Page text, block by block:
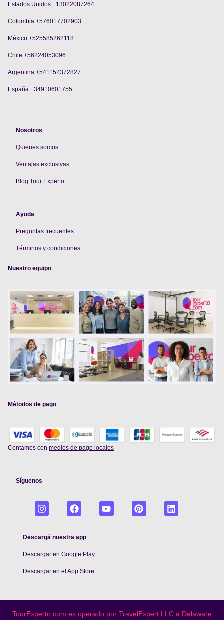
Estados Unidos +13022087264
Colombia +576017702903
México +525585262118
Chile +56224053096
Argentina +541152372827
España +34910601755
Nosotros
Quienes somos
Ventajas exclusivas
Blog Tour Experto
Ayuda
Preguntas frecuentes
Términos y condiciones
Nuestro equipo
Métodos de pago
Contamos con medios de pago locales
Síguenos
Descargá nuestra app
Descargar en Google Play
Descargar en el App Store
TourExperto.com es operado por TravelExpert.LLC a Delaware